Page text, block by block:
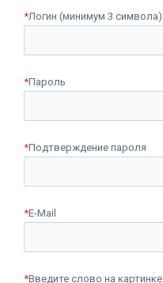
*Логин (минимум 3 символа)
*Пароль
*Подтверждение пароля
*E-Mail
*Введите слово на картинке